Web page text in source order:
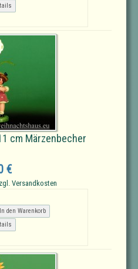
cm Märzenbecher
€
Versandkosten
den Warenkorb